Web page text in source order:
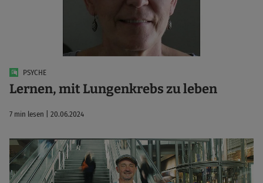
PSYCHE
Lernen, mit Lungenkrebs zu leben
7 min lesen | 20.06.2024